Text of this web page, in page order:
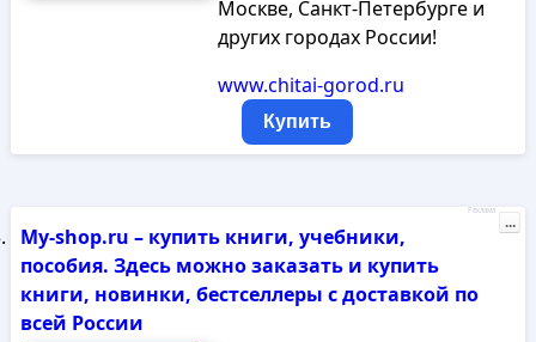
Москве, Санкт-Петербурге и
других городах России!
www.chitai-gorod.ru
Купить
My-shop.ru – купить книги, учебники,
пособия. Здесь можно заказать и купить
книги, новинки, бестселлеры с доставкой по
всей России
Реклама
...